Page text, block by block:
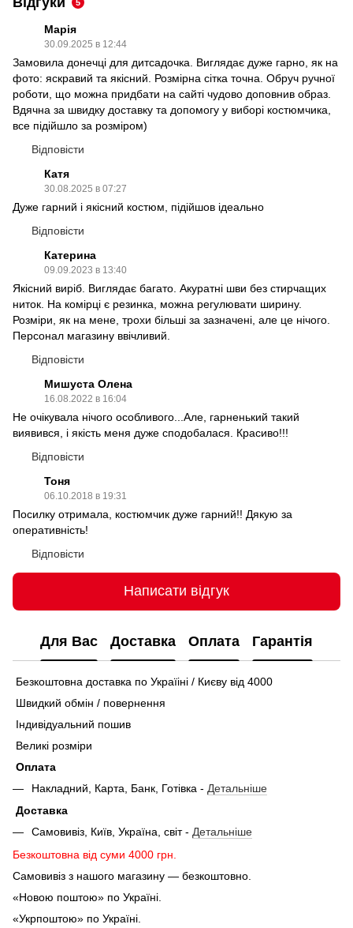
5
Марія
30.09.2025 в 12:44
Замовила донечці для дитсадочка. Виглядає дуже гарно, як на
фото: яскравий та якісний. Розмірна сітка точна. Обруч ручної
роботи, що можна придбати на сайті чудово доповнив образ.
Вдячна за швидку доставку та допомогу у виборі костюмчика,
все підійшло за розміром)
Відповісти
Катя
30.08.2025 в 07:27
Дуже гарний і якісний костюм, підійшов ідеально
Відповісти
Катерина
09.09.2023 в 13:40
Якісний виріб. Виглядає багато. Акуратні шви без стирчащих
ниток. На комірці є резинка, можна регулювати ширину.
Розміри, як на мене, трохи більші за зазначені, але це нічого.
Персонал магазину ввічливий.
Відповісти
Мишуста Олена
16.08.2022 в 16:04
Не очікувала нічого особливого...Але, гарненький такий
виявився, і якість меня дуже сподобалася. Красиво!!!
Відповісти
Тоня
06.10.2018 в 19:31
Посилку отримала, костюмчик дуже гарний!! Дякую за
оперативність!
Відповісти
Написати відгук
Для Вас Доставка Оплата Гарантія
Безкоштовна доставка по Україіні / Києву від 4000
Швидкий обмін / повернення
Індивідуальний пошив
Великі розміри
Оплата
Накладний, Карта, Банк, Готівка - Детальніше
Доставка
Самовивіз, Київ, Україна, світ - Детальніше
Безкоштовна від суми 4000 грн.
Самовивіз з нашого магазину — безкоштовно.
«Новою поштою» по Україні.
«Укрпоштою» по Україні.